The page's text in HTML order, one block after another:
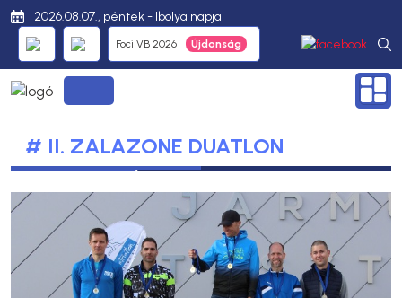
2026.08.07., péntek - Ibolya napja
Foci VB 2026
# II. ZALAZONE DUATLON